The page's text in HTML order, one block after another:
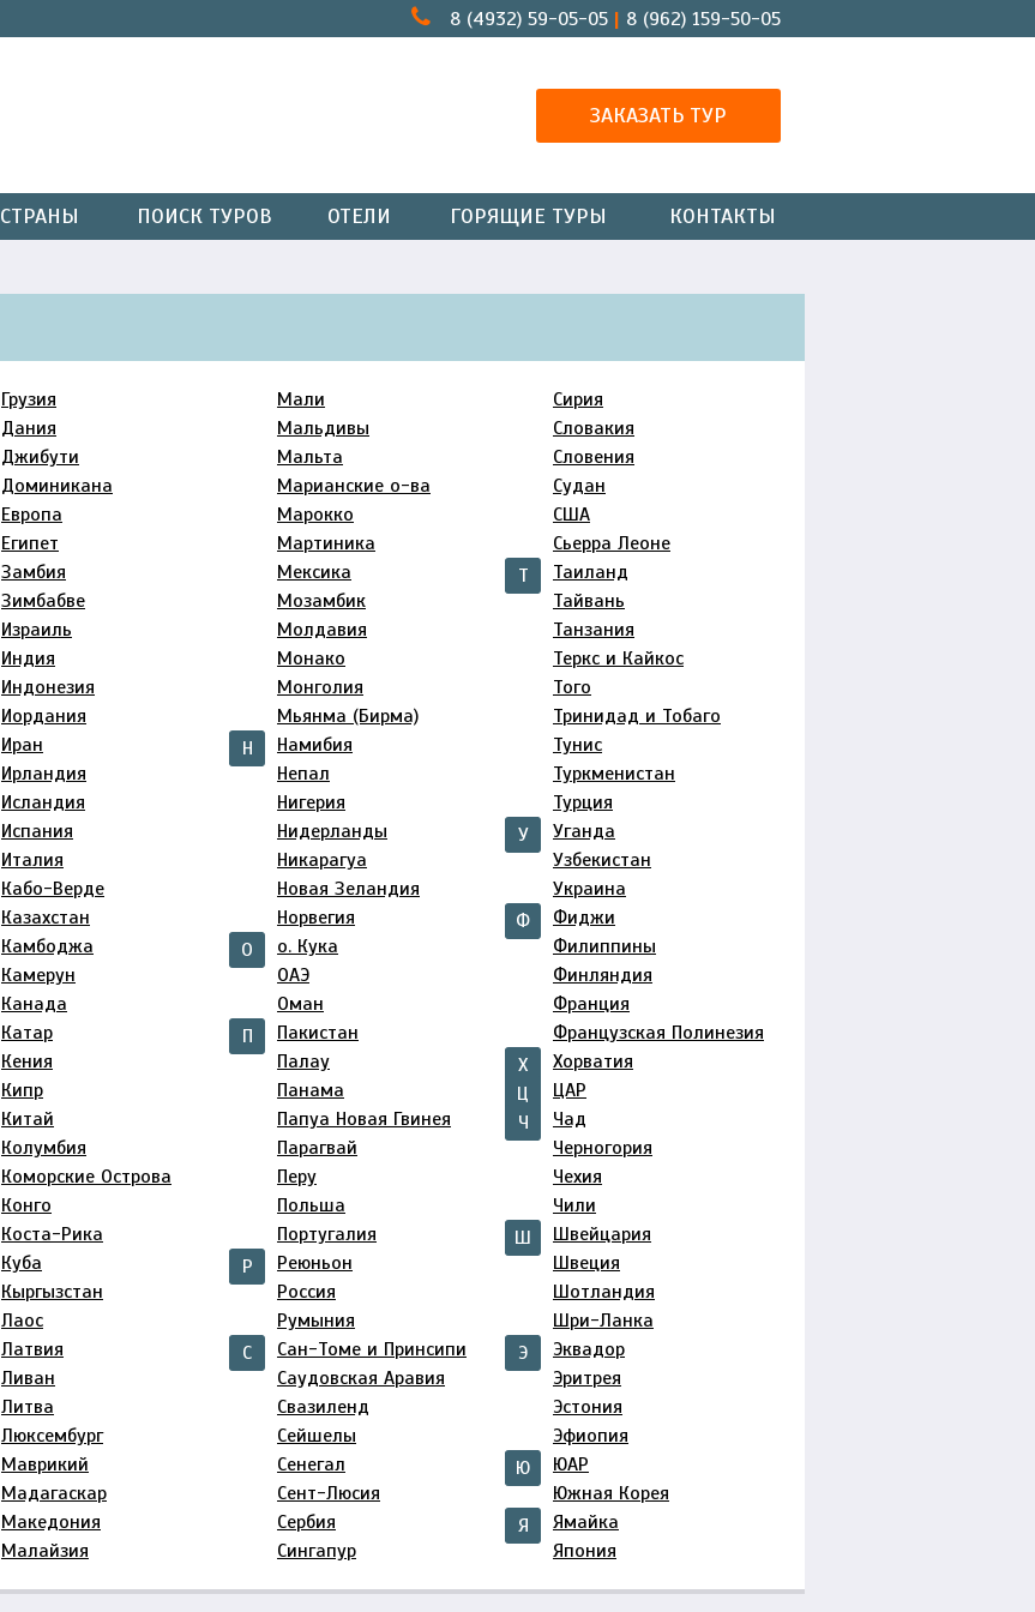
8 (4932) 59-05-05 8 (962) 159-50-05
ЗАКАЗАТЬ ТУР
СТРАНЫ ПОИСК ТУРОВ ОТЕЛИ ГОРЯЩИЕ ТУРЫ КОНТАКТЫ
Грузия
Дания
Джибути
Доминикана
Европа
Египет
Замбия
Зимбабве
Израиль
Индия
Индонезия
Иордания
Иран
Ирландия
Исландия
Испания
Италия
Кабо-Верде
Казахстан
Камбоджа
Камерун
Канада
Катар
Кения
Кипр
Китай
Колумбия
Коморские Острова
Конго
Коста-Рика
Куба
Кыргызcтан
Лаос
Латвия
Ливан
Литва
Люксембург
Маврикий
Мадагаскар
Македония
Малайзия
Мали
Мальдивы
Мальта
Марианские о-ва
Марокко
Мартиника
Мексика
Мозамбик
Молдавия
Монако
Монголия
Мьянма (Бирма)
Н
Намибия
Непал
Нигерия
Нидерланды
Никарагуа
Новая Зеландия
Норвегия
О
о. Кука
ОАЭ
Оман
П
Пакистан
Палау
Панама
Папуа Новая Гвинея
Парагвай
Перу
Польша
Португалия
Р
Реюньон
Россия
Румыния
С
Сан-Томе и Принсипи
Саудовская Аравия
Свазиленд
Сейшелы
Сенегал
Сент-Люсия
Сербия
Сингапур
Сирия
Словакия
Словения
Судан
США
Сьерра Леоне
Т
Таиланд
Тайвань
Танзания
Теркс и Кайкос
Того
Тринидад и Тобаго
Тунис
Туркменистан
Турция
У
Уганда
Узбекистан
Украина
Ф
Фиджи
Филиппины
Финляндия
Франция
Французская Полинезия
Х
Хорватия
Ц
ЦАР
Ч
Чад
Черногория
Чехия
Чили
Ш
Швейцария
Швеция
Шотландия
Шри-Ланка
Э
Эквадор
Эритрея
Эстония
Эфиопия
Ю
ЮАР
Южная Корея
Я
Ямайка
Япония